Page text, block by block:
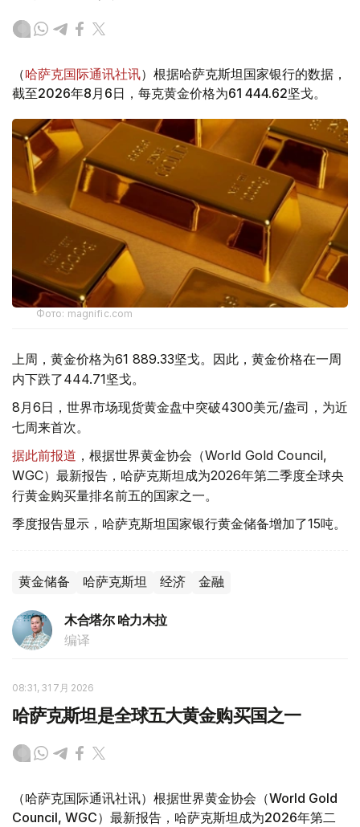
（哈萨克国际通讯社讯）根据哈萨克斯坦国家银行的数据，
截至2026年8月6日，每克黄金价格为61 444.62坚戈。
Фото: magnific.com
上周，黄金价格为61 889.33坚戈。因此，黄金价格在一周
内下跌了444.71坚戈。
8月6日，世界市场现货黄金盘中突破4300美元/盎司，为近
七周来首次。
据此前报道 ，根据世界黄金协会（World Gold Council,
WGC）最新报告，哈萨克斯坦成为2026年第二季度全球央
行黄金购买量排名前五的国家之一。
季度报告显示，哈萨克斯坦国家银行黄金储备增加了15吨。
黄金储备 哈萨克斯坦 经济 金融
木合塔尔 哈力木拉
编译
08:31, 31 7月 2026
哈萨克斯坦是全球五大黄金购买国之一
（哈萨克国际通讯社讯）根据世界黄金协会（World Gold
Council, WGC）最新报告，哈萨克斯坦成为2026年第二